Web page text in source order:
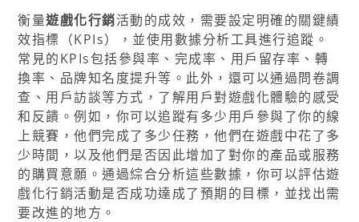
衡量遊戲化行銷活動的成效，需要設定明確的關鍵績
效指標（KPIs），並使用數據分析工具進行追蹤。
常見的KPIs包括參與率、完成率、用戶留存率、轉
換率、品牌知名度提升等。此外，還可以通過問卷調
查、用戶訪談等方式，了解用戶對遊戲化體驗的感受
和反饋。例如，你可以追蹤有多少用戶參與了你的線
上競賽，他們完成了多少任務，他們在遊戲中花了多
少時間，以及他們是否因此增加了對你的產品或服務
的購買意願。通過綜合分析這些數據，你可以評估遊
戲化行銷活動是否成功達成了預期的目標，並找出需
要改進的地方。